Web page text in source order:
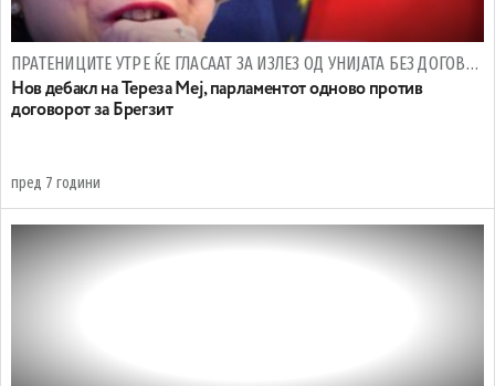
ПРАТЕНИЦИТЕ УТРЕ ЌЕ ГЛАСААТ ЗА ИЗЛЕЗ ОД УНИЈАТА БЕЗ ДОГОВОР
Нов дебакл на Тереза Меј, парламентот одново против
договорот за Брегзит
пред 7 години